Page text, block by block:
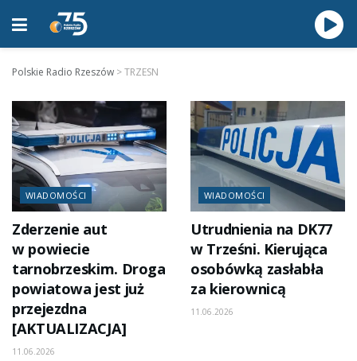
Polskie Radio Rzeszów >TRZESN
WIADOMOŚCI
Zderzenie aut
w powiecie
tarnobrzeskim. Droga
powiatowa jest już
przejezdna
[AKTUALIZACJA]
11.06.2026
WIADOMOŚCI
Utrudnienia na DK77
w Trześni. Kierująca
osobówką zasłabła
za kierownicą
11.06.2026